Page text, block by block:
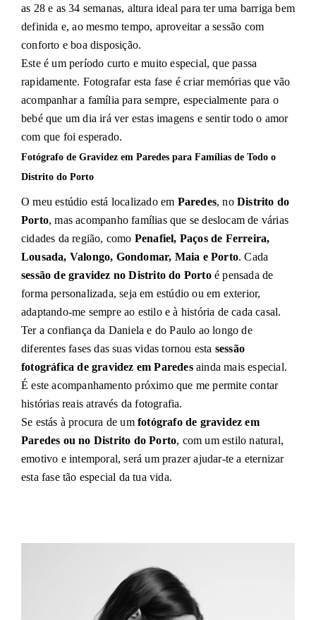
as 28 e as 34 semanas, altura ideal para ter uma barriga bem
definida e, ao mesmo tempo, aproveitar a sessão com
conforto e boa disposição.
Este é um período curto e muito especial, que passa
rapidamente. Fotografar esta fase é criar memórias que vão
acompanhar a família para sempre, especialmente para o
bebé que um dia irá ver estas imagens e sentir todo o amor
com que foi esperado.
Fotógrafo de Gravidez em Paredes para Famílias de Todo o
Distrito do Porto
O meu estúdio está localizado em Paredes, noDistrito do
Porto, mas acompanho famílias que se deslocam de várias
cidades da região, como Penafiel, Paços de Ferreira,
Lousada, Valongo, Gondomar, Maia e Porto. Cada
sessão de gravidez no Distrito do Portoé pensada de
forma personalizada, seja em estúdio ou em exterior,
adaptando-me sempre ao estilo e à história de cada casal.
Ter a confiança da Daniela e do Paulo ao longo de
diferentes fases das suas vidas tornou esta sessão
fotográfica de gravidez em Paredesainda mais especial.
É este acompanhamento próximo que me permite contar
histórias reais através da fotografia.
Se estás à procura de um fotógrafo de gravidez em
Paredes ou no Distrito do Porto, com um estilo natural,
emotivo e intemporal, será um prazer ajudar-te a eternizar
esta fase tão especial da tua vida.